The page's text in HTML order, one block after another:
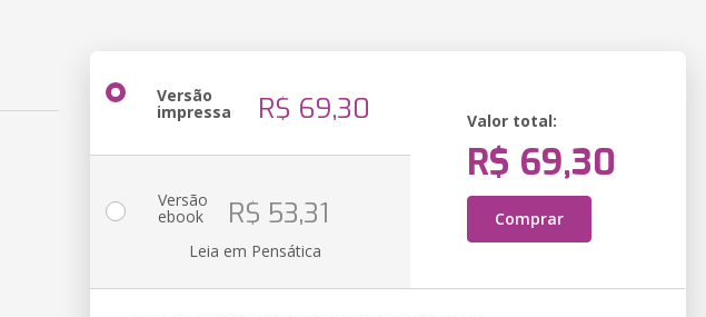
Versão
impressa R$ 69,30 Valor total:
R$ 69,30
Comprar
Versão
ebook R$ 53,31
Leia em Pensática